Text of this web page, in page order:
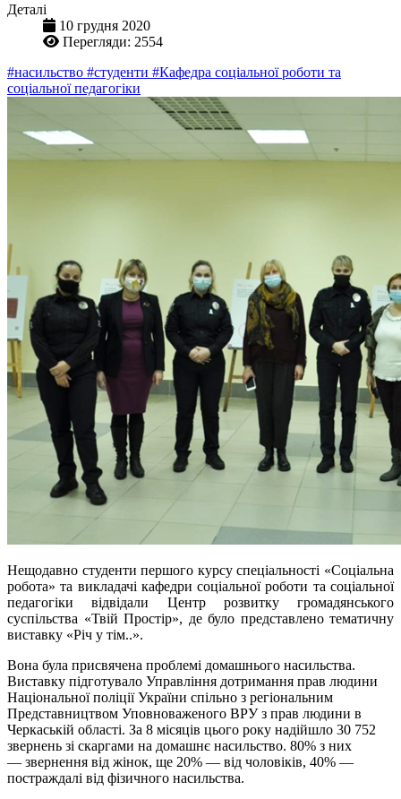
Деталі
10 грудня 2020
Перегляди: 2554
#насильство #студенти #Кафедра соціальної роботи та
соціальної педагогіки
Нещодавно студенти першого курсу спеціальності «Соціальна
робота» та викладачі кафедри соціальної роботи та соціальної
педагогіки відвідали Центр розвитку громадянського
суспільства «Твій Простір», де було представлено тематичну
виставку «Річ у тім..».
Вона була присвячена проблемі домашнього насильства.
Виставку підготувало Управління дотримання прав людини
Національної поліції України спільно з регіональним
Представництвом Уповноваженого ВРУ з прав людини в
Черкаській області. За 8 місяців цього року надійшло 30 752
звернень зі скаргами на домашнє насильство. 80% з них
— звернення від жінок, ще 20% — від чоловіків, 40% —
постраждалі від фізичного насильства.